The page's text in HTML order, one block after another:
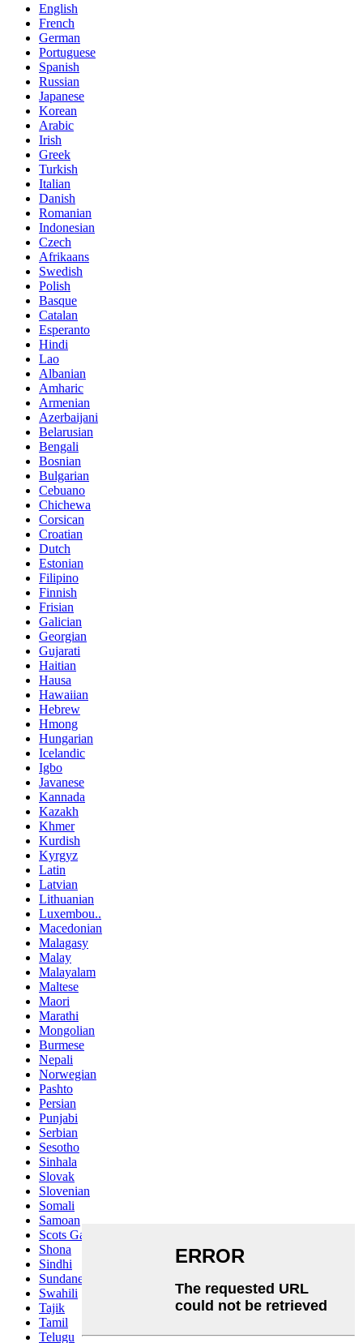
English
French
German
Portuguese
Spanish
Russian
Japanese
Korean
Arabic
Irish
Greek
Turkish
Italian
Danish
Romanian
Indonesian
Czech
Afrikaans
Swedish
Polish
Basque
Catalan
Esperanto
Hindi
Lao
Albanian
Amharic
Armenian
Azerbaijani
Belarusian
Bengali
Bosnian
Bulgarian
Cebuano
Chichewa
Corsican
Croatian
Dutch
Estonian
Filipino
Finnish
Frisian
Galician
Georgian
Gujarati
Haitian
Hausa
Hawaiian
Hebrew
Hmong
Hungarian
Icelandic
Igbo
Javanese
Kannada
Kazakh
Khmer
Kurdish
Kyrgyz
Latin
Latvian
Lithuanian
Luxembou..
Macedonian
Malagasy
Malay
Malayalam
Maltese
Maori
Marathi
Mongolian
Burmese
Nepali
Norwegian
Pashto
Persian
Punjabi
Serbian
Sesotho
Sinhala
Slovak
Slovenian
Somali
Samoan
Scots Gaelic
Shona
Sindhi
Sundanese
Swahili
Tajik
Tamil
Telugu